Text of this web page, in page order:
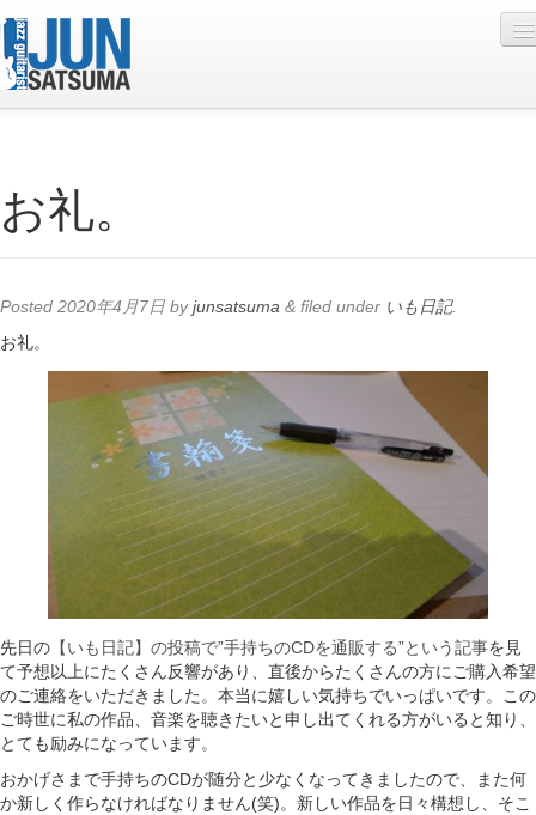
Live Schedule
Photo
お礼。
Posted 2020年4月7日 byjunsatsuma & filed under いも日記.
お礼。
先日の 【いも日記】の投稿で”手持ちのCDを通販する”という記事を見
て予想以上にたくさん反響があり、直後からたくさんの方にご購入希望
のご連絡をいただきました。本当に嬉しい気持ちでいっぱいです。この
ご時世に私の作品、音楽を聴きたいと申し出てくれる方がいると知り、
とても励みになっています。
おかげさまで手持ちのCDが随分と少なくなってきましたので、また何
か新しく作らなければなりません(笑)。新しい作品を日々構想し、そこ